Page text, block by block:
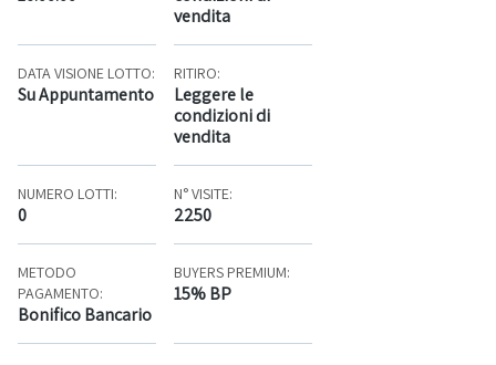
vendita
DATA VISIONE LOTTO:
Su Appuntamento
RITIRO:
Leggere le
condizioni di
vendita
NUMERO LOTTI:
0
N° VISITE:
2250
METODO
PAGAMENTO:
Bonifico Bancario
BUYERS PREMIUM:
15% BP